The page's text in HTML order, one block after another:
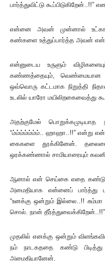
பார்த்துவிட்டு கூப்பிடுகிறேன்..!!”
என்னை அவன் முன்னால்
கண்களை உத்துப்பார்த்த அவன்
என்னுடைய உருளும்
கண்ணத்தையும், வெண்மையான
ஒவ்வொரு கட்டமாக நிறுத்தி
உடலில் யாரோ மயிலிறகைவைத்து
அதற்குமேல்
“ம்ம்ம்ம்ம்ம்ம்.. ஹாஹா..!!” என்று
கைகளை தூக்கினேன். தலையை
ஒரக்கண்ணால் சாமியாரையும்
ஆனால் என் செய்கை எதை கண்டும்
அமைதியாக என்னைப் பார்த்து
“உனக்கு ஒன்றும் இல்லை..!!
சொல். நான்
முதலில் எனக்கு ஒன்றும்
நம் நாடகததை கண்டு
அமைதியானேன்.